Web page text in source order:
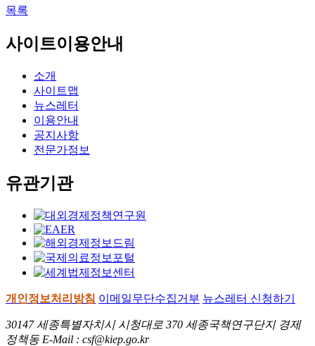
목록
사이트이용안내
소개
사이트맵
뉴스레터
이용안내
공지사항
전문가정보
유관기관
개인정보처리방침 이메일무단수집거부 뉴스레터 신청하기
30147 세종특별자치시 시청대로 370 세종국책연구단지 경제
정책동 E-Mail : csf@kiep.go.kr